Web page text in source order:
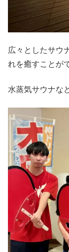
広々としたサウ
れを癒すことが
水蒸気サウナな